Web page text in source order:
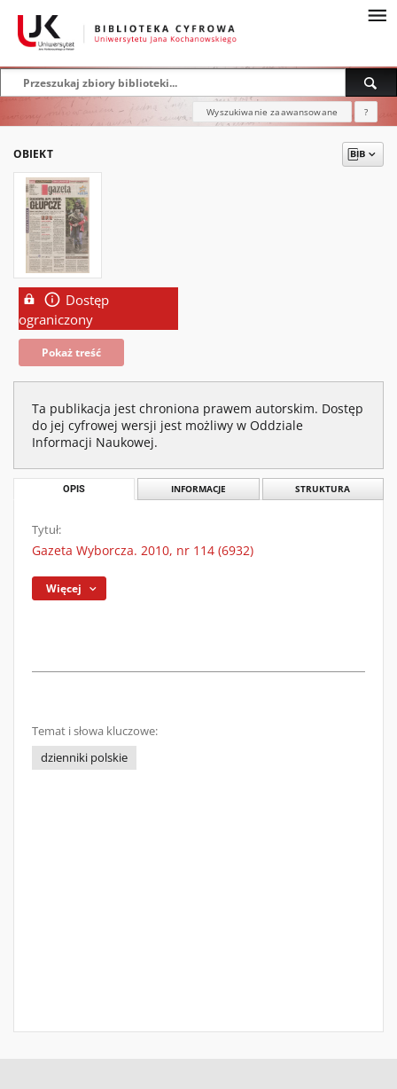
Wyszukiwanie zaawansowane ?
OBIEKT
Dostęp
ograniczony
Pokaż treść
Ta publikacja jest chroniona prawem autorskim. Dostęp
do jej cyfrowej wersji jest możliwy w Oddziale
Informacji Naukowej.
OPIS INFORMACJE STRUKTURA
Tytuł:
Gazeta Wyborcza. 2010, nr 114 (6932)
Więcej
Temat i słowa kluczowe:
dzienniki polskie